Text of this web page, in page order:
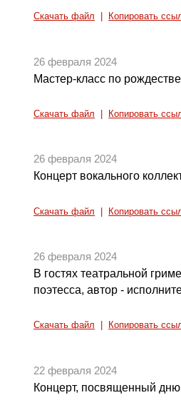
Скачать файл Копировать
26 февраля 2024
Мастер-класс по
Скачать файл Копировать
26 февраля 2024
Концерт вокального
Скачать файл Копировать
26 февраля 2024
В гостях театральной
поэтесса, автор -
Скачать файл Копировать
22 февраля 2024
Концерт, посвященный